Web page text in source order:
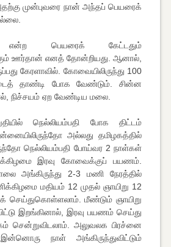
அதற்கு முன்புவரை நான் அந்தப் பெயரைக்
என்ற பெயரைக் கேட்டதும்
ஊர்தான் எனத் தோன்றியது. ஆனால்,
கேரளாவில். கோவையிலிருந்து 100
தாண்டி போக வேண்டும். சின்ன
நிச்சயம் ஏற வேண்டிய மலை.
நெல்லியம்பதி போக திட்டம்
அல்லது தமிழகத்தில்
நெல்லியம்பதி போய்வர 2 நாள்கள்
இரவு கோவைக்குப் பயணம்.
அங்கிருந்து 2-3 மணி நேரத்தில்
மதியம் 12 முதல் ஞாயிறு 12
செய்துகொள்ளலாம். மீண்டும் ஞாயிறு
இறங்கினால், இரவு பயணம் செய்து
சென்றுவிடலாம். அலுவலக பிரச்னை
நாள் அங்கிருந்துவிட்டும்